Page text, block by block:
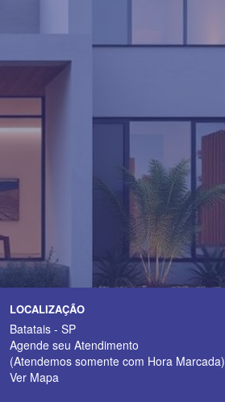
LOCALIZAÇÃO
Batatais - SP
Agende seu Atendimento
(Atendemos somente com Hora Marcada)
Ver Mapa